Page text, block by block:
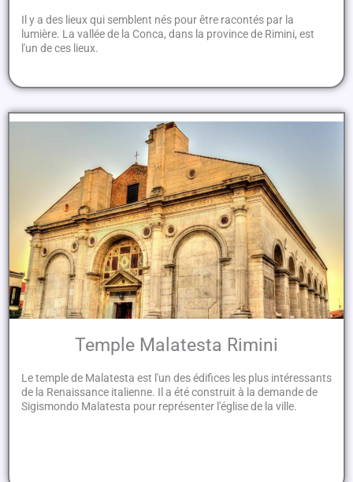
Il y a des lieux qui semblent nés pour être racontés par la
lumière. La vallée de la Conca, dans la province de Rimini, est
l'un de ces lieux.
Temple Malatesta Rimini
Le temple de Malatesta est l'un des édifices les plus intéressants
de la Renaissance italienne. Il a été construit à la demande de
Sigismondo Malatesta pour représenter l'église de la ville.